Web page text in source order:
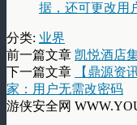
据，还可更改用
分类: 业界
前一篇文章 凯悦酒店
下一篇文章
【鼎源资
家：用户无需改密码
游侠安全网